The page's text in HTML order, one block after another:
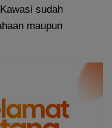
sudah
maupun